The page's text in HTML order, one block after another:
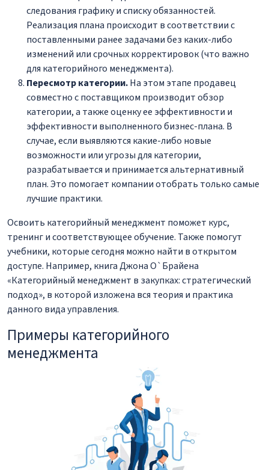
следования графику и списку обязанностей.
Реализация плана происходит в соответствии с
поставленными ранее задачами без каких-либо
изменений или срочных корректировок (что важно
для категорийного менеджмента).
Пересмотр категории.На этом этапе продавец
совместно с поставщиком производит обзор
категории, а также оценку ее эффективности и
эффективности выполненного бизнес-плана. В
случае, если выявляются какие-либо новые
возможности или угрозы для категории,
разрабатывается и принимается альтернативный
план. Это помогает компании отобрать только самые
лучшие практики.
Освоить категорийный менеджмент поможет курс,
тренинг и соответствующее обучение. Также помогут
учебники, которые сегодня можно найти в открытом
доступе. Например, книга Джона О`Брайена
«Категорийный менеджмент в закупках: стратегический
подход», в которой изложена вся теория и практика
данного вида управления.
Примеры категорийного
менеджмента